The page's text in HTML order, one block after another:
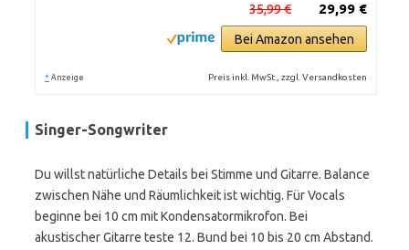
29,99 €
35,99 €
Bei Amazon ansehen
* Anzeige Preis inkl. MwSt., zzgl. Versandkosten
Singer-Songwriter
Du willst natürliche Details bei Stimme und Gitarre. Balance
zwischen Nähe und Räumlichkeit ist wichtig. Für Vocals
beginne bei 10 cm mit Kondensatormikrofon. Bei
akustischer Gitarre teste 12. Bund bei 10 bis 20 cm Abstand.